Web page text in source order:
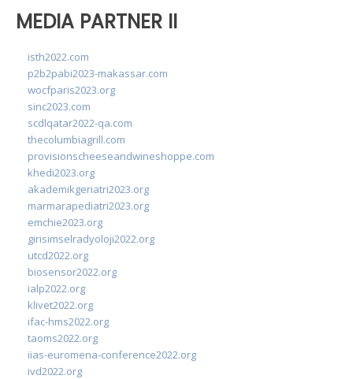
MEDIA PARTNER II
isth2022.com
p2b2pabi2023-makassar.com
wocfparis2023.org
sinc2023.com
scdlqatar2022-qa.com
thecolumbiagrill.com
provisionscheeseandwineshoppe.com
khedi2023.org
akademikgeriatri2023.org
marmarapediatri2023.org
emchie2023.org
girisimselradyoloji2022.org
utcd2022.org
biosensor2022.org
ialp2022.org
klivet2022.org
ifac-hms2022.org
taoms2022.org
iias-euromena-conference2022.org
ivd2022.org